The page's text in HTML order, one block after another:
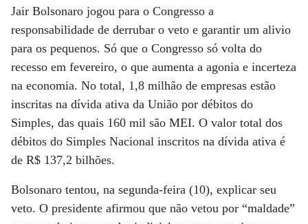
Jair Bolsonaro jogou para o Congresso a
responsabilidade de derrubar o veto e garantir um alivio
para os pequenos. Só que o Congresso só volta do
recesso em fevereiro, o que aumenta a agonia e incerteza
na economia. No total, 1,8 milhão de empresas estão
inscritas na dívida ativa da União por débitos do
Simples, das quais 160 mil são MEI. O valor total dos
débitos do Simples Nacional inscritos na dívida ativa é
de R$ 137,2 bilhões.
Bolsonaro tentou, na segunda-feira (10), explicar seu
veto. O presidente afirmou que não vetou por “maldade”